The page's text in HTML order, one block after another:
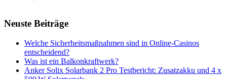
Neuste Beiträge
Welche Sicherheitsmaßnahmen sind in Online-Casinos
entscheidend?
Was ist ein Balkonkraftwerk?
Anker Solix Solarbank 2 Pro Testbericht: Zusatzakku und 4 x